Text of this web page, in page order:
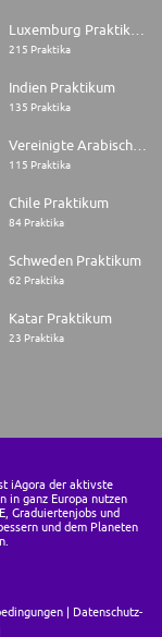
215 Praktika
Indien Praktikum
135 Praktika
Vereinigte Arabische Emirate Praktikum
115 Praktika
Chile Praktikum
84 Praktika
Schweden Praktikum
62 Praktika
Katar Praktikum
23 Praktika
iAgora der aktivste
in ganz Europa nutzen
Graduiertenjobs und
und dem Planeten
Datenschutz-